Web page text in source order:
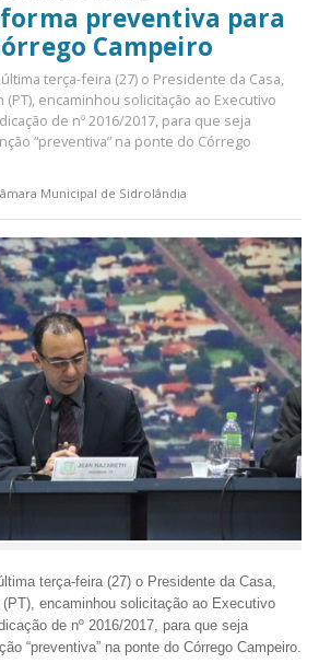
preventiva para
Campeiro
terça-feira (27) o Presidente da Casa,
encaminhou solicitação ao Executivo
de nº 2016/2017, para que seja
“preventiva” na ponte do Córrego
Municipal de Sidrolândia
terça-feira (27) o Presidente da Casa,
(PT), encaminhou solicitação ao Executivo
de nº 2016/2017, para que seja
“preventiva” na ponte do Córrego Campeiro.